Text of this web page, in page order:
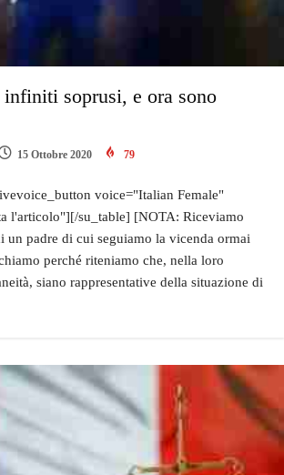
infiniti soprusi, e ora sono
15 Ottobre 2020 79
voice="Italian Female"
l'articolo"][/su_table] [NOTA: Riceviamo
un padre di cui seguiamo la vicenda ormai
perché riteniamo che, nella loro
siano rappresentative della situazione di